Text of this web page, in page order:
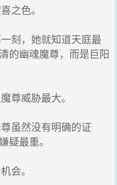
之色。
刻，她就知道天庭最
的幽魂魔尊，而是巨阳
尊威胁最大。
虽然没有明确的证
疑最重。
会。